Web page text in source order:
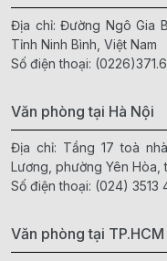
Địa chỉ: Đường Ngô Gia
Tỉnh Ninh Bình, Việt Nam
Số điện thoại:
Văn phòng tại Hà Nội
Địa chỉ: Tầng 17 toà
Lương, phường Yên Hòa,
Số điện thoại: (024) 3513
Văn phòng tại TP.HCM